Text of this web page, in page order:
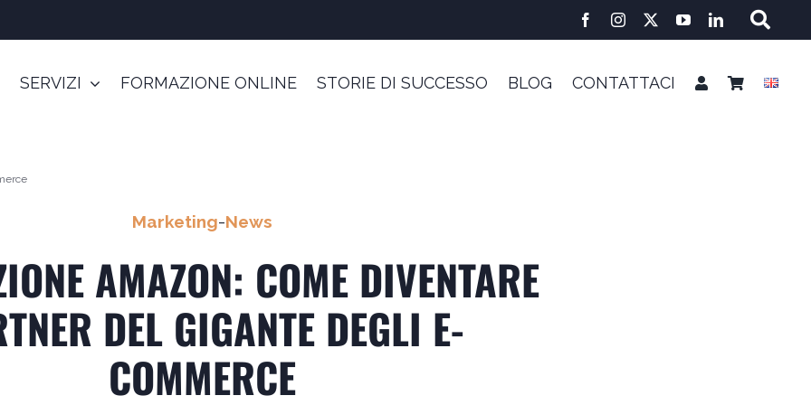
SERVIZI FORMAZIONE ONLINE STORIE DI SUCCESSO BLOG CONTATTACI
Marketing-News
AMAZON: COME DIVENTARE
DEL GIGANTE DEGLI E-
COMMERCE